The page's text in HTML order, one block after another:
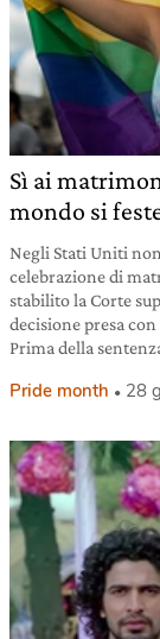
Sì ai
mondo si
Negli Stati Uniti
celebrazione di
stabilito la Corte
decisione presa
Prima della
Pride month 28